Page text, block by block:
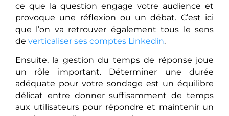
ce que la question engage votre audience et
provoque une réflexion ou un débat. C’est ici
que l’on va retrouver également tous le sens
de verticaliser ses comptes Linkedin.
Ensuite, la gestion du temps de réponse joue
un rôle important. Déterminer une durée
adéquate pour votre sondage est un équilibre
délicat entre donner suffisamment de temps
aux utilisateurs pour répondre et maintenir un